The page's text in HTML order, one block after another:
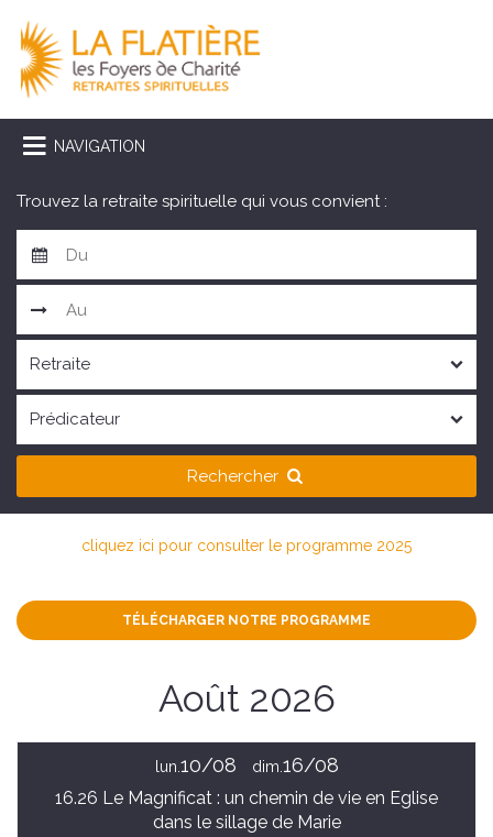
NAVIGATION
Trouvez la retraite spirituelle qui vous convient :
Rechercher
cliquez ici pour consulter le programme 2025
TÉLÉCHARGER NOTRE PROGRAMME
Août 2026
lun. 10/08 dim. 16/08
16.26 Le Magnificat : un chemin de vie en Eglise
dans le sillage de Marie